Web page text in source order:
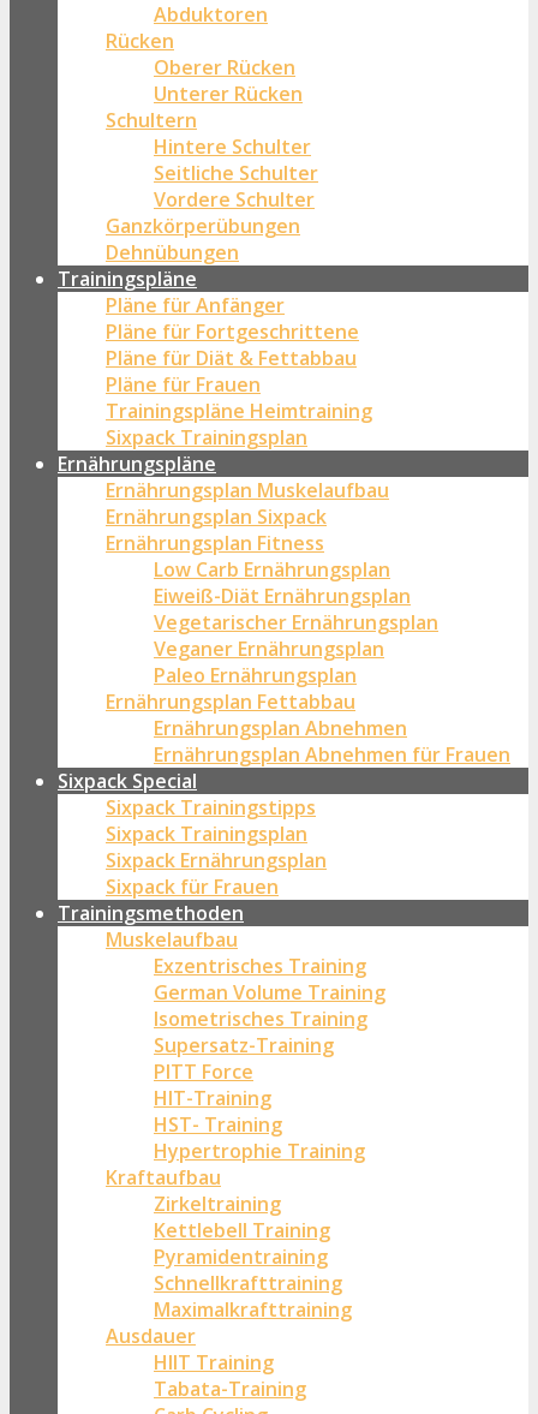
Abduktoren
Rücken
Oberer Rücken
Unterer Rücken
Schultern
Hintere Schulter
Seitliche Schulter
Vordere Schulter
Ganzkörperübungen
Dehnübungen
Trainingspläne
Pläne für Anfänger
Pläne für Fortgeschrittene
Pläne für Diät & Fettabbau
Pläne für Frauen
Trainingspläne Heimtraining
Sixpack Trainingsplan
Ernährungspläne
Ernährungsplan Muskelaufbau
Ernährungsplan Sixpack
Ernährungsplan Fitness
Low Carb Ernährungsplan
Eiweiß-Diät Ernährungsplan
Vegetarischer Ernährungsplan
Veganer Ernährungsplan
Paleo Ernährungsplan
Ernährungsplan Fettabbau
Ernährungsplan Abnehmen
Ernährungsplan Abnehmen für Frauen
Sixpack Special
Sixpack Trainingstipps
Sixpack Trainingsplan
Sixpack Ernährungsplan
Sixpack für Frauen
Trainingsmethoden
Muskelaufbau
Exzentrisches Training
German Volume Training
Isometrisches Training
Supersatz-Training
PITT Force
HIT-Training
HST- Training
Hypertrophie Training
Kraftaufbau
Zirkeltraining
Kettlebell Training
Pyramidentraining
Schnellkrafttraining
Maximalkrafttraining
Ausdauer
HIIT Training
Tabata-Training